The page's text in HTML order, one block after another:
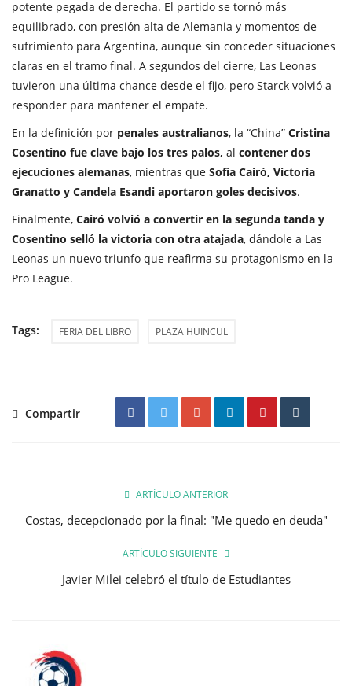
potente pegada de derecha. El partido se tornó más
equilibrado, con presión alta de Alemania y momentos de
sufrimiento para Argentina, aunque sin conceder situaciones
claras en el tramo final. A segundos del cierre, Las Leonas
tuvieron una última chance desde el fijo, pero Starck volvió a
responder para mantener el empate.
En la definición por penales australianos, la “China” Cristina
Cosentino fue clave bajo los tres palos, al contener dos
ejecuciones alemanas, mientras que Sofía Cairó, Victoria
Granatto y Candela Esandi aportaron goles decisivos.
Finalmente, Cairó volvió a convertir en la segunda tanda y
Cosentino selló la victoria con otra atajada, dándole a Las
Leonas un nuevo triunfo que reafirma su protagonismo en la
Pro League.
Tags: FERIA DEL LIBRO PLAZA HUINCUL
Compartir
ARTÍCULO ANTERIOR
Costas, decepcionado por la final: "Me quedo en deuda"
ARTÍCULO SIGUIENTE
Javier Milei celebró el título de Estudiantes